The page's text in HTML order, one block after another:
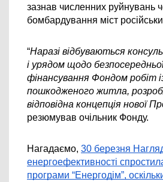
зазнав численних руйнувань
бомбардування міст
“Наразі відбуваються
і урядом щодо
фінансування Фондом робіт
пошкодженого житла,
відповідна концепція нової
резюмував очільник Фонду.
Нагадаємо, 30 березня
енергоефективності
програми “Енергодім”,